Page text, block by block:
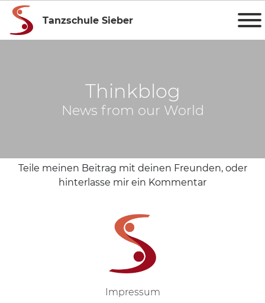
Tanzschule Sieber
Thinkblog
News from our World
Teile meinen Beitrag mit deinen Freunden, oder
hinterlasse mir ein Kommentar
Impressum